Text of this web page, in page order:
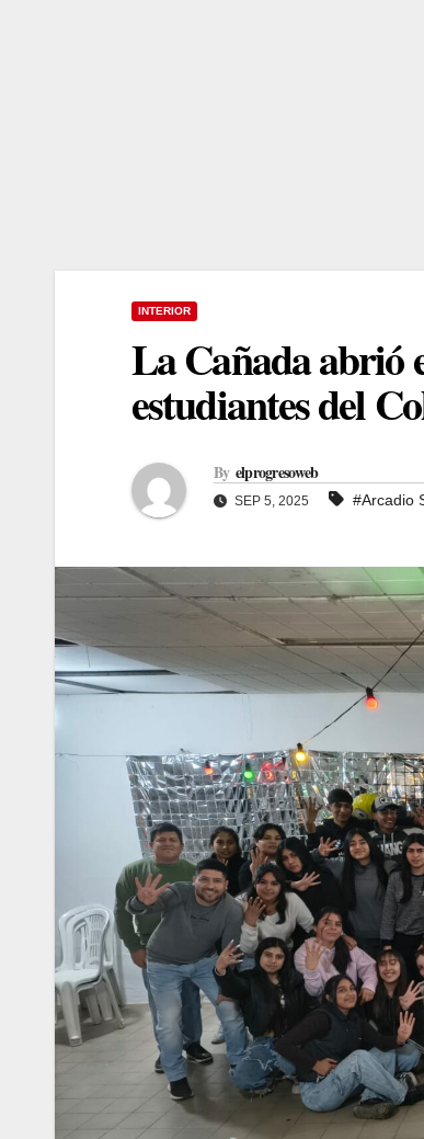
INTERIOR
La Cañada abrió
estudiantes del
By elprogresoweb
SEP 5, 2025 #Arcadio